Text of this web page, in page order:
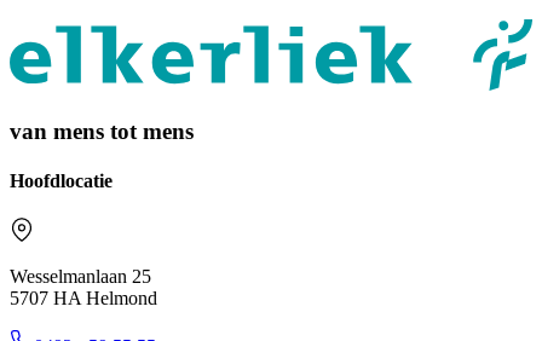
van mens tot mens
Hoofdlocatie
Wesselmanlaan 25
5707 HA Helmond